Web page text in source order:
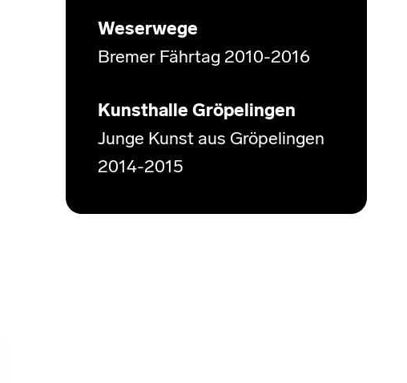
Weserwege
Bremer Fährtag 2010-2016
Kunsthalle Gröpelingen
Junge Kunst aus Gröpelingen
2014-2015